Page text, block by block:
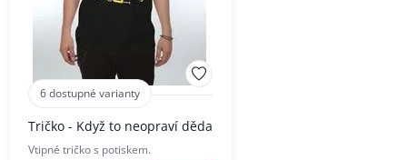
6 dostupné varianty
Tričko - Když to neopraví děda
Vtipné tričko s potiskem.